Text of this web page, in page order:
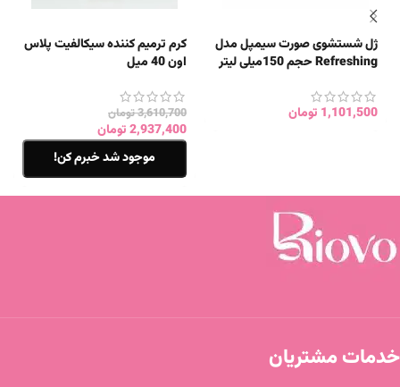
ژل شستشوی صورت سیمپل مدل
Refreshing حجم 150میلی لیتر
1,101,500 تومان
کرم ترمیم کننده سیکالفیت پلاس
اون 40 میل
3,610,700تومان
2,937,400تومان
موجود شد خبرم کن!
خدمات مشتریان